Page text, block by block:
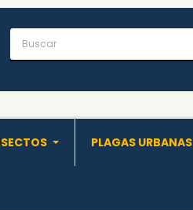
PLAGAS URBANAS